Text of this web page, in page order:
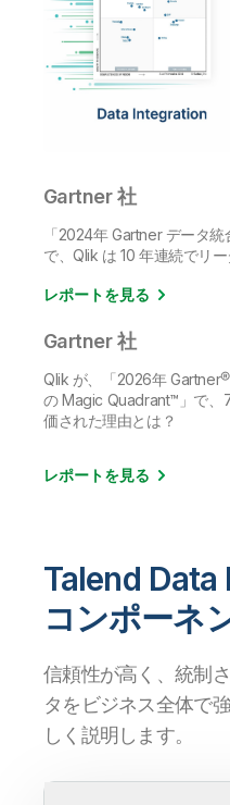
Gartner 社
「2024年 Gartner データ
で、Qlik は 10 年連続でリ
レポートを見る
Gartner 社
Qlik が、「2026年
の Magic Quadrant™」で、
価された理由とは？
レポートを見る
Talend Data
コンポーネ
信頼性が高く、統制
タをビジネス全体で
しく説明します。